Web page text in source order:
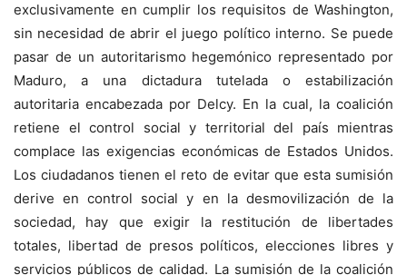
exclusivamente en cumplir los requisitos de Washington,
sin necesidad de abrir el juego político interno. Se puede
pasar de un autoritarismo hegemónico representado por
Maduro, a una dictadura tutelada o estabilización
autoritaria encabezada por Delcy. En la cual, la coalición
retiene el control social y territorial del país mientras
complace las exigencias económicas de Estados Unidos.
Los ciudadanos tienen el reto de evitar que esta sumisión
derive en control social y en la desmovilización de la
sociedad, hay que exigir la restitución de libertades
totales, libertad de presos políticos, elecciones libres y
servicios públicos de calidad. La sumisión de la coalición